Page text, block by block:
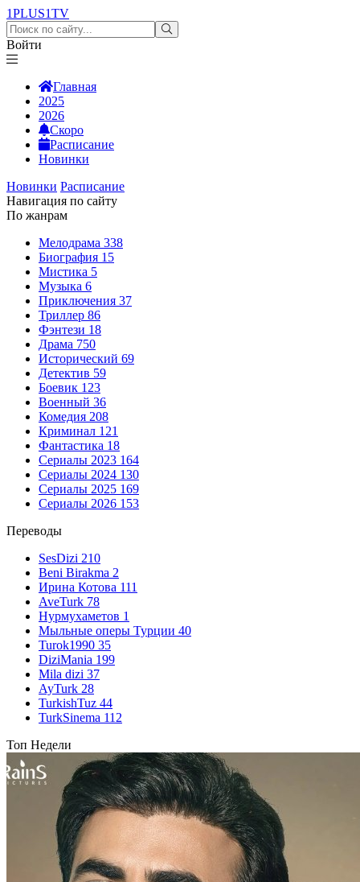
1PLUS1TV
Войти
Главная
2025
2026
Скоро
Расписание
Новинки
Новинки Расписание
Навигация по сайту
По жанрам
Мелодрама 338
Биография 15
Мистика 5
Музыка 6
Приключения 37
Триллер 86
Фэнтези 18
Драма 750
Исторический 69
Детектив 59
Боевик 123
Военный 36
Комедия 208
Криминал 121
Фантастика 18
Сериалы 2023 164
Сериалы 2024 130
Сериалы 2025 169
Сериалы 2026 153
Переводы
SesDizi 210
Beni Birakma 2
Ирина Котова 111
AveTurk 78
Нурмухаметов 1
Мыльные оперы Турции 40
Turok1990 35
DiziMania 199
Mila dizi 37
AyTurk 28
TurkishTuz 44
TurkSinema 112
Топ Недели